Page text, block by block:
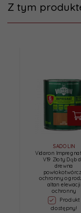
Z tym
SADOLIN
Vidaron
V19 Złoty Dąb
drewna
ochronny
altan elewacji
ochronny
Produkt
dostępny!